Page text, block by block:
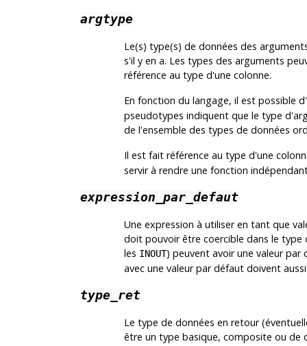
argtype
Le(s) type(s) de données des
s'il y en a. Les types des arguments
référence au type d'une colonne.
En fonction du langage, il est possible
pseudotypes indiquent que le type
de l'ensemble des types de données
Il est fait référence au type d'une
servir à rendre une fonction
expression_par_defaut
Une expression à utiliser en tant que
doit pouvoir être coercible dans le
les INOUT) peuvent avoir une valeur
avec une valeur par défaut doivent
type_ret
Le type de données en retour
être un type basique, composite ou de